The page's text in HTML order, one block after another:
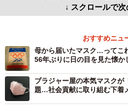
↓ スクロールで次
おすすめニュ
母から届いたマスク…ってこ
56年ぶりに日の目を見た懐か
ブラジャー屋の本気マスクが
題…社会貢献に取り組む下着